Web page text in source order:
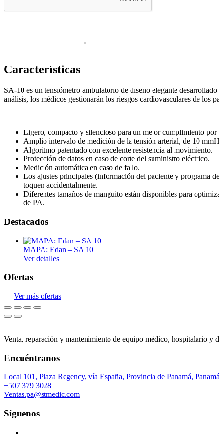
Mobiliario médico
Signos vitales
Neonatología
Quirófano
Imagenología
Características
SA-10 es un tensiómetro ambulatorio de diseño elegante
análisis, los médicos gestionarán los riesgos cardiovasculares de los
Ligero, compacto y silencioso para un mejor cumplimiento por
Amplio intervalo de medición de la tensión arterial, de 10
Algoritmo patentado con excelente resistencia al movimiento.
Protección de datos en caso de corte del suministro eléctrico.
Medición automática en caso de fallo.
Los ajustes principales (información del paciente y programa
toquen accidentalmente.
Diferentes tamaños de manguito están disponibles para
de PA.
Destacados
MAPA: Edan – SA 10
Ver detalles
Ofertas
Ver más ofertas
Venta, reparación y mantenimiento de equipo médico, hospitalario y
Encuéntranos
Local 101, Plaza Regency, vía España, Provincia de Panamá, Panamá
+507 379 3028
Ventas.pa@stmedic.com
Síguenos